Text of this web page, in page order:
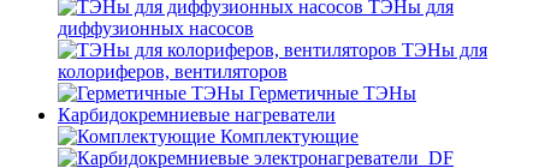
ТЭНы для
диффузионных насосов
ТЭНы для
колориферов, вентиляторов
Герметичные ТЭНы
Карбидокремниевые нагреватели
Комплектующие